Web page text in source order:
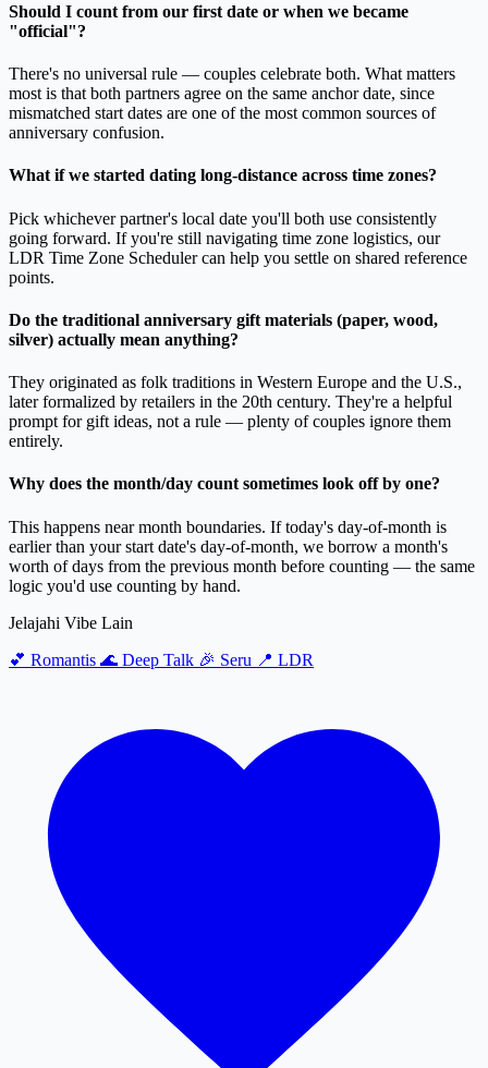
Should I count from our first date or when we became
"official"?
There's no universal rule — couples celebrate both. What matters
most is that both partners agree on the same anchor date, since
mismatched start dates are one of the most common sources of
anniversary confusion.
What if we started dating long-distance across time zones?
Pick whichever partner's local date you'll both use consistently
going forward. If you're still navigating time zone logistics, our
LDR Time Zone Scheduler can help you settle on shared reference
points.
Do the traditional anniversary gift materials (paper, wood,
silver) actually mean anything?
They originated as folk traditions in Western Europe and the U.S.,
later formalized by retailers in the 20th century. They're a helpful
prompt for gift ideas, not a rule — plenty of couples ignore them
entirely.
Why does the month/day count sometimes look off by one?
This happens near month boundaries. If today's day-of-month is
earlier than your start date's day-of-month, we borrow a month's
worth of days from the previous month before counting — the same
logic you'd use counting by hand.
Jelajahi Vibe Lain
💕 Romantis 🌊 Deep Talk 🎉 Seru 📍 LDR